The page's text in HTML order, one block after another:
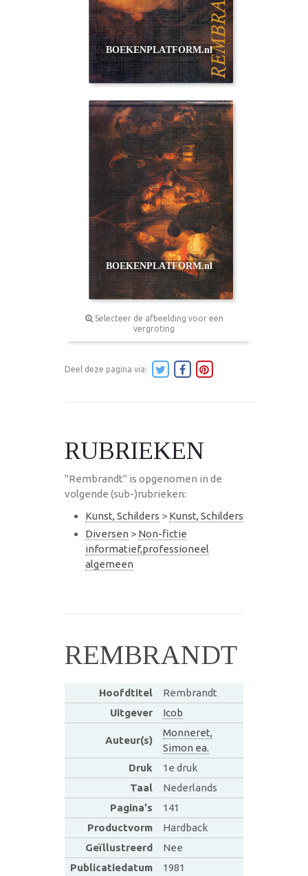
Selecteer de afbeelding voor een
vergroting
Deel deze pagina via:
RUBRIEKEN
"Rembrandt" is opgenomen in de
volgende (sub-)rubrieken:
Kunst, Schilders > Kunst, Schilders
Diversen > Non-fictie
informatief,professioneel
algemeen
REMBRANDT
Hoofdtitel
Rembrandt
Uitgever
Icob
Auteur(s)
Monneret,
Simon ea.
Druk
1e druk
Taal
Nederlands
Pagina's
141
Productvorm
Hardback
Geïllustreerd
Nee
Publicatiedatum
1981